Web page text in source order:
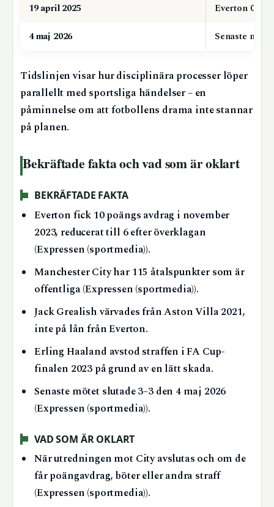
19 april 2025
Everton 0–2
4 maj 2026
Senaste
Tidslinjen visar hur disciplinära processer löper
parallellt med sportsliga händelser – en
påminnelse om att fotbollens drama inte stannar
på planen.
Bekräftade fakta och vad som är oklart
BEKRÄFTADE FAKTA
Everton fick 10 poängs avdrag i november
2023, reducerat till 6 efter överklagan
(Expressen (sportmedia)).
Manchester City har 115 åtalspunkter som är
offentliga (Expressen (sportmedia)).
Jack Grealish värvades från Aston Villa 2021,
inte på lån från Everton.
Erling Haaland avstod straffen i FA Cup-
finalen 2023 på grund av en lätt skada.
Senaste mötet slutade 3–3 den 4 maj 2026
(Expressen (sportmedia)).
VAD SOM ÄR OKLART
När utredningen mot City avslutas och om de
får poängavdrag, böter eller andra straff
(Expressen (sportmedia)).